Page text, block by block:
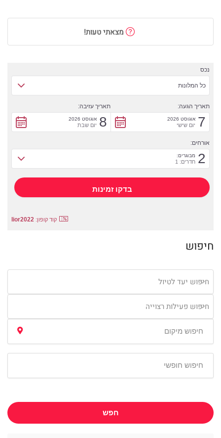
מצאתי טעות!
נכס
כל המלונות
תאריך הגעה:
7 אוגוסט 2026
יום שישי
תאריך עזיבה:
8 אוגוסט 2026
יום שבת
אורחים:
2 מבוגרים:
חדרים: 1
קוד קופון: lior2022
חיפוש
חיפוש יעד לטיול
חיפוש פעילות רצוייה
חפש